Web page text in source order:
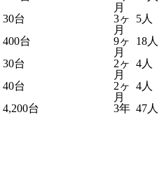
月
30台
3ヶ
月
5人
400台
9ヶ
月
18人
30台
2ヶ
月
4人
40台
2ヶ
月
4人
4,200台 3年 47人